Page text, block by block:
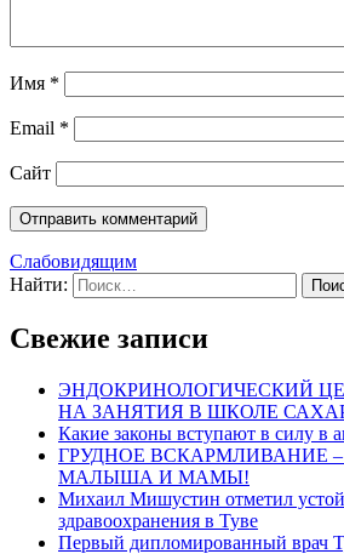
Имя *
Email *
Сайт
Слабовидящим
Найти:
Свежие записи
ЭНДОКРИНОЛОГИЧЕСКИЙ
НА ЗАНЯТИЯ В ШКОЛЕ
Какие законы вступают в силу в
ГРУДНОЕ ВСКАРМЛИВАНИЕ –
МАЛЫША И МАМЫ!
Михаил Мишустин отметил
здравоохранения в Туве
Первый дипломированный врач